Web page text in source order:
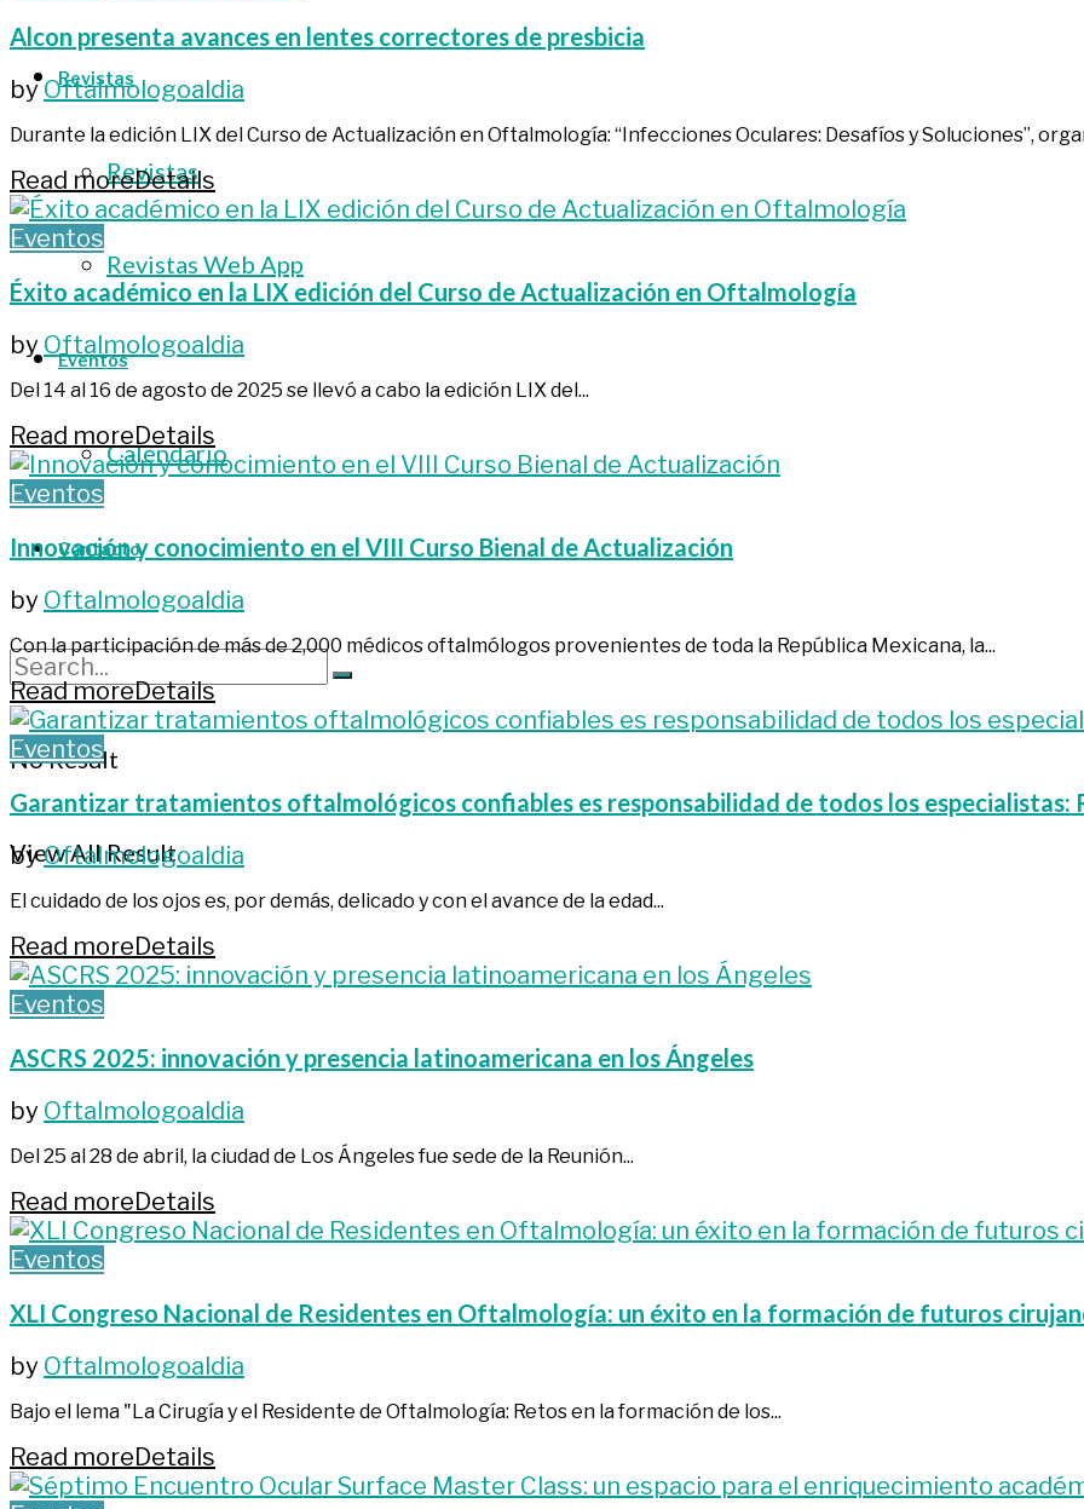
Revistas
Revistas
Revistas Web App
Eventos
Calendario
Contacto
No Result
View All Result
Alcon presenta avances en lentes correctores de presbicia
by Oftalmologoaldia
Durante la edición LIX del Curso de Actualización en Oftalmología: “Infecciones Oculares: Desafíos y Soluciones”,
Read moreDetails
Eventos
Éxito académico en la LIX edición del Curso de Actualización en Oftalmología
by Oftalmologoaldia
Del 14 al 16 de agosto de 2025 se llevó a cabo la edición LIX del...
Read moreDetails
Eventos
Innovación y conocimiento en el VIII Curso Bienal de Actualización
by Oftalmologoaldia
Con la participación de más de 2,000 médicos oftalmólogos provenientes de toda la República Mexicana, la...
Read moreDetails
Eventos
Garantizar tratamientos oftalmológicos confiables es responsabilidad de todos los especialistas:
byOftalmologoaldia
El cuidado de los ojos es, por demás, delicado y con el avance de la edad...
Read moreDetails
Eventos
ASCRS 2025: innovación y presencia latinoamericana en los Ángeles
by Oftalmologoaldia
Del 25 al 28 de abril, la ciudad de Los Ángeles fue sede de la Reunión...
Read moreDetails
Eventos
XLI Congreso Nacional de Residentes en Oftalmología: un éxito en la formación de futuros
by Oftalmologoaldia
Bajo el lema "La Cirugía y el Residente de Oftalmología: Retos en la formación de los...
Read moreDetails